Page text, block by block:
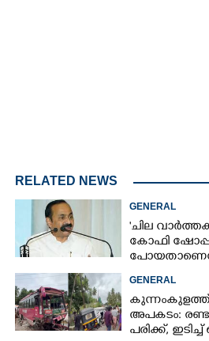
RELATED NEWS
GENERAL
'ചില
കോഫി
പോയതാണെന്ന്
GENERAL
അപകടം:
പരിക്ക്,